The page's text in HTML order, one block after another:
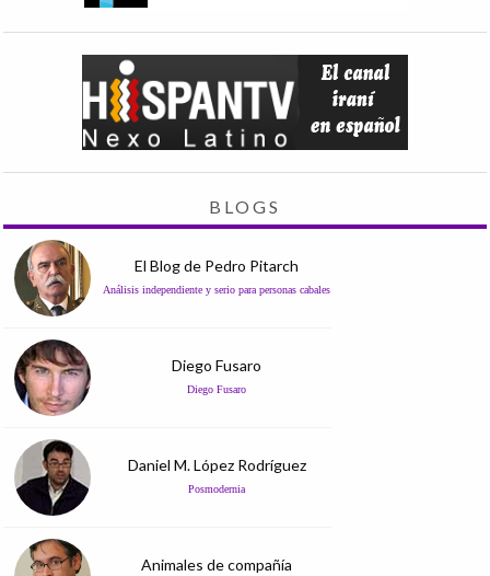
BLOGS
El Blog de Pedro Pitarch
Análisis independiente y serio para personas cabales
Diego Fusaro
Diego Fusaro
Daniel M. López Rodríguez
Posmodernia
Animales de compañía